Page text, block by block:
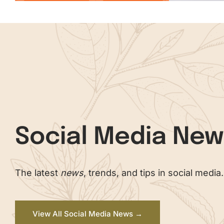
Social Media
The latestnews, trends, and tips in social media.
View All Social Media News →